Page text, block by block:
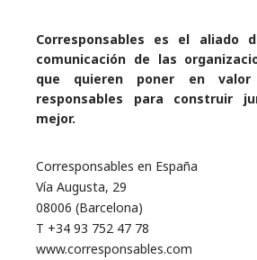
Corresponsables es el aliado
comunicación de las
que quieren poner en valor
responsables para construir
mejor.
Corresponsables en España
Vía Augusta, 29
08006 (Barcelona)
T +34 93 752 47 78
www.corresponsables.com